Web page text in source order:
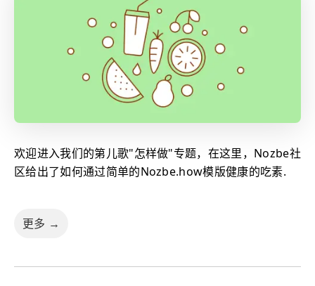
欢迎进入我们的第儿歌"怎样做"专题，在这里，Nozbe社
区给出了如何通过简单的Nozbe.how模版健康的吃素.
更多 →